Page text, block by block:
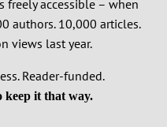
freely accessible – when
authors. 10,000 articles.
views last year.
Reader-funded.
keep it that way.